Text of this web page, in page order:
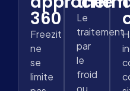
360
Freezit
ne
se
limite
Le
traitement
par
le
froid
ou